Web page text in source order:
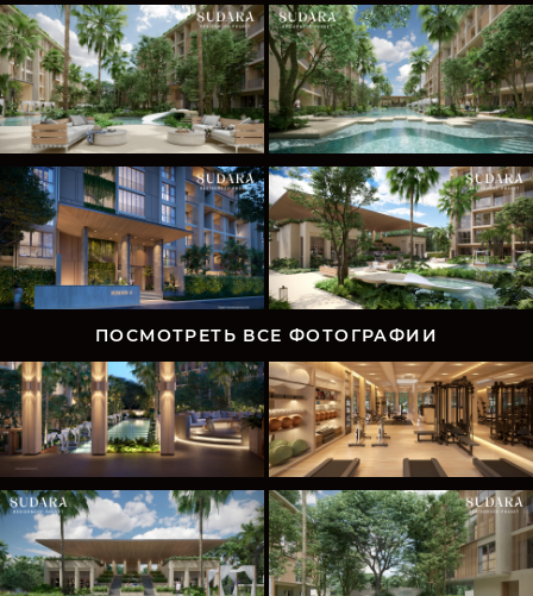
ПОСМОТРЕТЬ ВСЕ ФОТОГРАФИИ